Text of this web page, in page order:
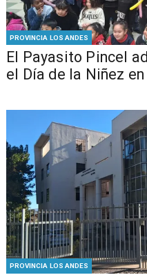
PROVINCIA LOS ANDES
El Payasito Pincel
el Día de la Niñez
PROVINCIA LOS ANDES